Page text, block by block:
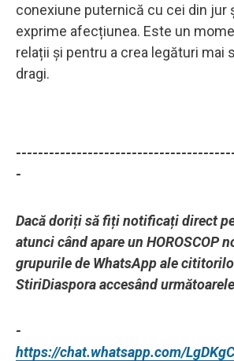
conexiune puternică cu cei din jur
exprime afecțiunea. Este un
relații și pentru a crea legături mai
dragi.
-
Dacă doriți să fiți notificați direct
atunci când apare un HOROSCOP
grupurile de WhatsApp ale
StiriDiaspora accesând
-
https://chat.whatsapp.com/